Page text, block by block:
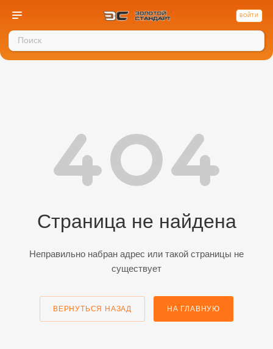
ВОЙТИ
Страница не найдена
Неправильно набран адрес или такой страницы не
существует
ВЕРНУТЬСЯ НАЗАД НА ГЛАВНУЮ